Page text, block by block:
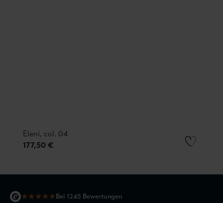
Eleni, col. 04
177,50 €
★★★★★Bei 1245 Bewertungen